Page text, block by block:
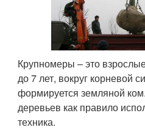
Крупномеры – это
до 7 лет, вокруг корневой
формируется земляной
деревьев как правило
техника.